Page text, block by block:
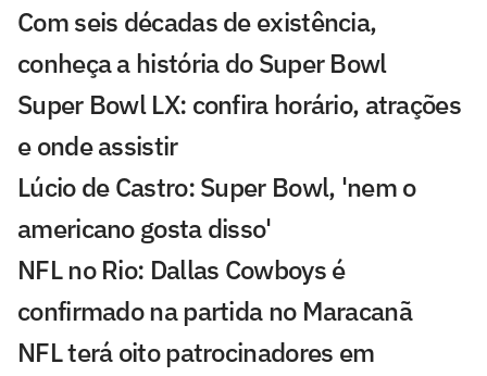
Com seis décadas de existência,
conheça a história do Super Bowl
Super Bowl LX: confira horário, atrações
e onde assistir
Lúcio de Castro: Super Bowl, 'nem o
americano gosta disso'
NFL no Rio: Dallas Cowboys é
confirmado na partida no Maracanã
NFL terá oito patrocinadores em